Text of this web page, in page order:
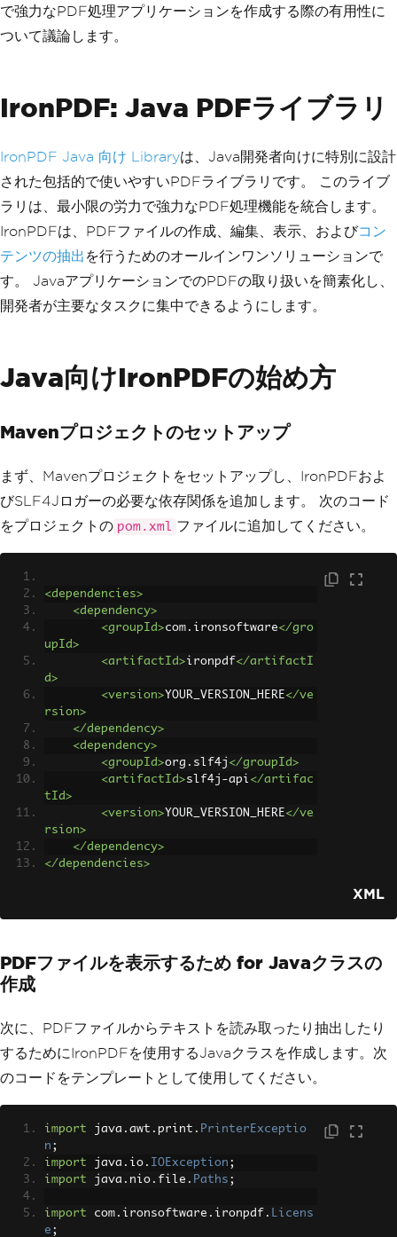
で強力なPDF処理アプリケーションを作成する際の有用性に
ついて議論します。
IronPDF: Java PDFライブラリ
IronPDF Java 向け Libraryは、Java開発者向けに特別に設計
された包括的で使いやすいPDFライブラリです。 このライブ
ラリは、最小限の労力で強力なPDF処理機能を統合します。
IronPDFは、PDFファイルの作成、編集、表示、およびコン
テンツの抽出 を行うためのオールインワンソリューションで
す。 JavaアプリケーションでのPDFの取り扱いを簡素化し、
開発者が主要なタスクに集中できるようにします。
Java向けIronPDFの始め方
Mavenプロジェクトのセットアップ
まず、Mavenプロジェクトをセットアップし、IronPDFおよ
びSLF4Jロガーの必要な依存関係を追加します。 次のコード
をプロジェクトの pom.xml ファイルに追加してください。
<dependencies>
<dependency>
<groupId>com.ironsoftware</gro
upId>
<artifactId>ironpdf</artifactI
d>
<version>YOUR_VERSION_HERE</ve
rsion>
</dependency>
<dependency>
<groupId>org.slf4j</groupId>
<artifactId>slf4j-api</artifac
tId>
<version>YOUR_VERSION_HERE</ve
rsion>
</dependency>
</dependencies>
XML
PDFファイルを表示するため for Javaクラスの
作成
次に、PDFファイルからテキストを読み取ったり抽出したり
するためにIronPDFを使用するJavaクラスを作成します。次
のコードをテンプレートとして使用してください。
import java . awt . print . PrinterExceptio
n ;
import java . io . IOException ;
import java . nio . file . Paths ;
import com . ironsoftware . ironpdf . Licens
e ;